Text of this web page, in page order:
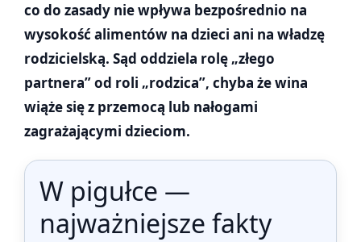
co do zasady nie wpływa bezpośrednio na
wysokość alimentów na dzieci ani na władzę
rodzicielską. Sąd oddziela rolę „złego
partnera” od roli „rodzica”, chyba że wina
wiąże się z przemocą lub nałogami
zagrażającymi dzieciom.
W pigułce —
najważniejsze fakty